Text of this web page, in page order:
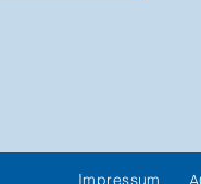
Impressum